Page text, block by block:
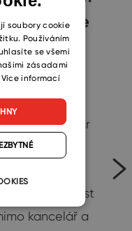
že jste
Tipy
posledních pár
jsme si hodně
dostupnost
kancelář a
SLOVAK
soubory cookie
Používáním
se všemi
zásadami
Více informací